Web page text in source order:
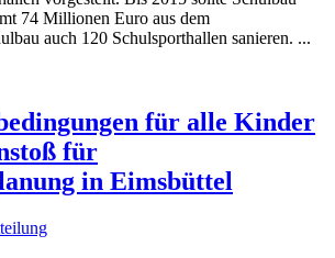
74 Millionen Euro aus dem
auch 120 Schulsporthallen sanieren. ...
für alle Kinder
für
in Eimsbüttel